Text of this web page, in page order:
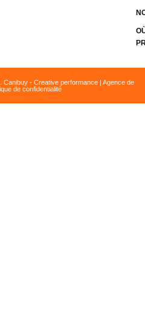
- Creative performance | Agence de
de confidentialité